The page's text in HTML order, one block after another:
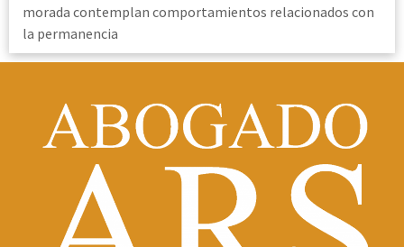
morada contemplan comportamientos relacionados con
la permanencia